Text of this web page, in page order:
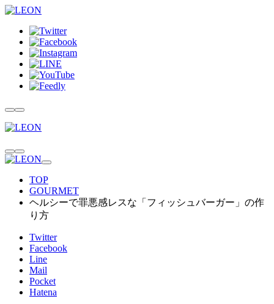
TOP
GOURMET
ヘルシーで罪悪感レスな「フィッシュバーガー」の作
り方
Twitter
Facebook
Line
Mail
Pocket
Hatena